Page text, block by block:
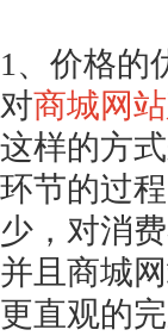
1、价格的
对商城网
这样的方
环节的过
少，对消
并且商城
更直观的